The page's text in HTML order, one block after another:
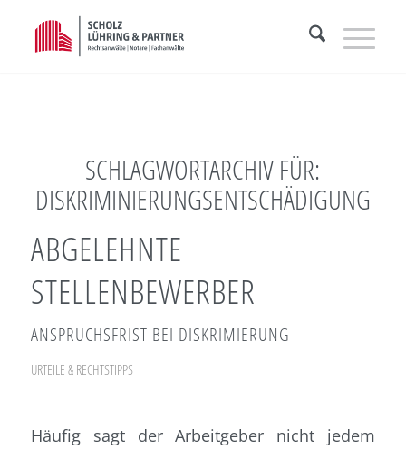
SCHLAGWORTARCHIV FÜR:
DISKRIMINIERUNGSENTSCHÄDIGUNG
ABGELEHNTE
STELLENBEWERBER
ANSPRUCHSFRIST BEI DISKRIMIERUNG
URTEILE & RECHTSTIPPS
Häufig sagt der Arbeitgeber nicht jedem